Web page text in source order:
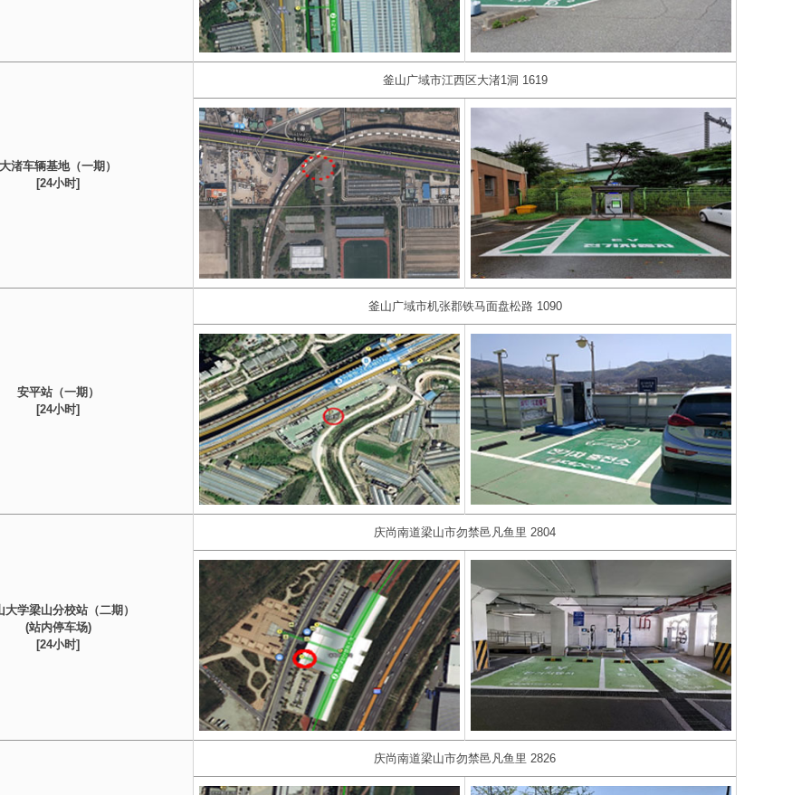
大渚车辆基地（一期）
[24小时]
釜山广域市江西区大渚1洞 1619
安平站（一期）
[24小时]
釜山广域市机张郡铁马面盘松路 1090
大学梁山分校站（二期）
(站内停车场)
[24小时]
庆尚南道梁山市勿禁邑凡鱼里 2804
庆尚南道梁山市勿禁邑凡鱼里 2826